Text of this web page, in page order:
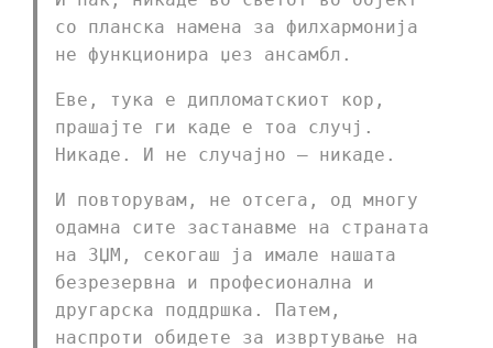
со планска намена за филхармонија
не функционира џез ансамбл.
Еве, тука е дипломатскиот кор,
прашајте ги каде е тоа случј.
Никаде. И не случајно – никаде.
И повторувам, не отсега, од многу
одамна сите застанавме на страната
на ЗЏМ, секогаш ја имале нашата
безрезервна и професионална и
другарска поддршка. Патем,
наспроти обидете за извртување на